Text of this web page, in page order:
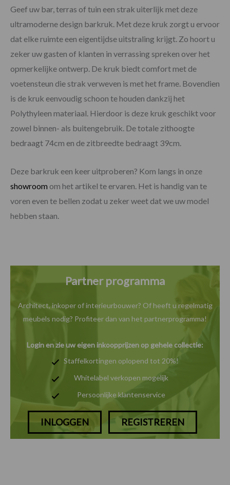
Geef uw bar, terras of tuin een strak uiterlijk met deze
ultramoderne design barkruk. Met deze kruk zorgt u ervoor
dat elke ruimte een eigentijdse uitstraling krijgt. Zo hoort u
zeker uw gasten of klanten in verrassing spreken over het
opmerkelijke ontwerp. De kruk biedt comfort met de
voetensteun die strak verweven is met het frame. Bovendien
is de kruk eenvoudig schoon te houden dankzij het
Polythyleen materiaal. Hierdoor is deze kruk geschikt voor
zowel binnen- als buitengebruik. De totale zithoogte
bedraagt 74cm en de zitbreedte bedraagt 39cm.
Deze barkruk een keer uitproberen? Kom langs in onze
showroom om het artikel te ervaren. Het is handig van te
voren even te bellen zodat u zeker weet dat we uw model
hebben staan.
Partner programma
Architect, inkoper of interieurbouwer? Of heeft u regelmatig
meubels nodig? Profiteer dan van het partnerprogramma!
Login en zie uw eigen inkoopprijzen op gehele collectie:
Staffelkortingen oplopend tot 20%!
Whitelabel verkopen mogelijk
Persoonlijke klantenservice
INLOGGEN REGISTREREN